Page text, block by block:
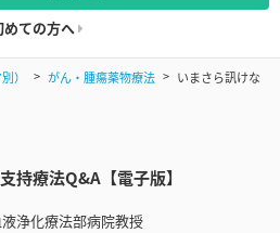
めての方へ
） がん・腫瘍薬物療法
いまさら訊けな
療法Q&A【電子版】
浄化療法部病院教授